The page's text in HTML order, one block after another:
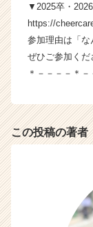
▼2025卒・
https://
参加理由は「な
ぜひご参加くだ
＊－－－－＊
この投稿の著者